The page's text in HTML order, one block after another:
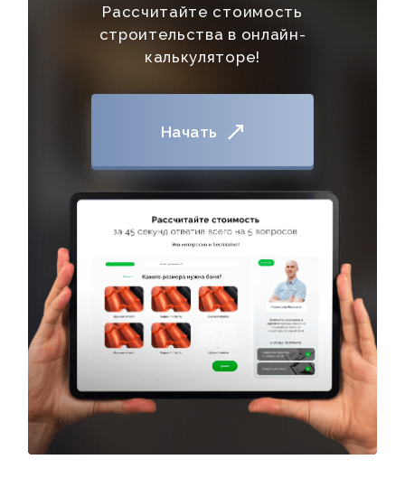
Рассчитайте стоимость
строительства в онлайн-
калькуляторе!
Начать